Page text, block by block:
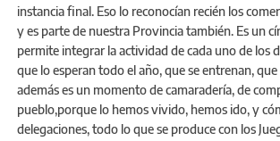
instancia final. Eso lo reconocían recién los
y es parte de nuestra Provincia también. Es un
permite integrar la actividad de cada uno de los
que lo esperan todo el año, que se entrenan,
además es un momento de camaradería, de
pueblo,porque lo hemos vivido, hemos ido, y
delegaciones, todo lo que se produce con los